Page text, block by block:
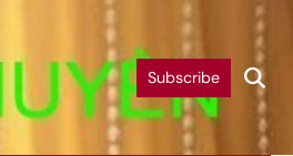
Subscribe